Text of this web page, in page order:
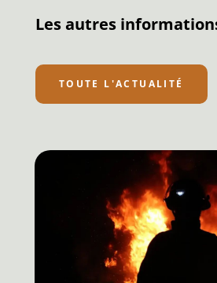
Les autres
TOUTE L'ACTUALITÉ